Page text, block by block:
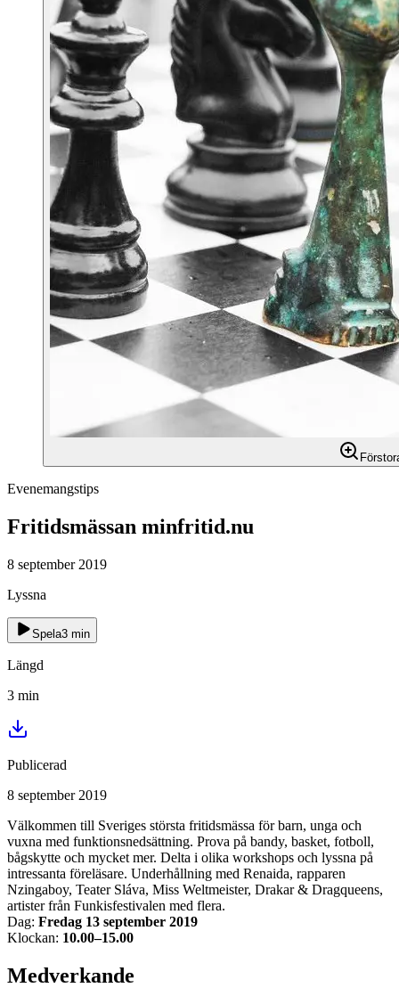
Evenemangstips
Fritidsmässan minfritid.nu
8 september 2019
Lyssna
Spela3 min
Längd
3 min
Publicerad
8 september 2019
Välkommen till Sveriges största fritidsmässa för barn, unga och
vuxna med funktionsnedsättning. Prova på bandy, basket, fotboll,
bågskytte och mycket mer. Delta i olika workshops och lyssna på
intressanta föreläsare. Underhållning med Renaida, rapparen
Nzingaboy, Teater Sláva, Miss Weltmeister, Drakar & Dragqueens,
artister från Funkisfestivalen med flera.
Dag: Fredag 13 september 2019
Klockan: 10.00–15.00
Medverkande